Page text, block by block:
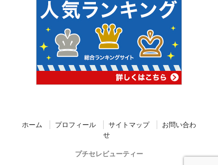
ホーム プロフィール サイトマップ
お問い合わ
せ
プチセレビューティー